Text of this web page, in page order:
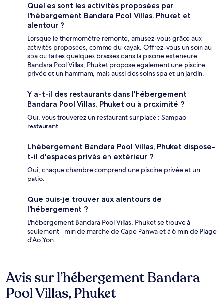
Quelles sont les activités proposées par
l'hébergement Bandara Pool Villas, Phuket et
alentour ?
Lorsque le thermomètre remonte, amusez-vous grâce aux
activités proposées, comme du kayak. Offrez-vous un soin au
spa ou faites quelques brasses dans la piscine extérieure.
Bandara Pool Villas, Phuket propose également une piscine
privée et un hammam, mais aussi des soins spa et un jardin.
Y a-t-il des restaurants dans l'hébergement
Bandara Pool Villas, Phuket ou à proximité ?
Oui, vous trouverez un restaurant sur place : Sampao
restaurant.
L'hébergement Bandara Pool Villas, Phuket dispose-
t-il d'espaces privés en extérieur ?
Oui, chaque chambre comprend une piscine privée et un
patio.
Que puis-je trouver aux alentours de
l'hébergement ?
L'hébergement Bandara Pool Villas, Phuket se trouve à
seulement 1 min de marche de Cape Panwa et à 6 min de Plage
d'Ao Yon.
Avis
Avis sur l’hébergement Bandara
Pool Villas, Phuket